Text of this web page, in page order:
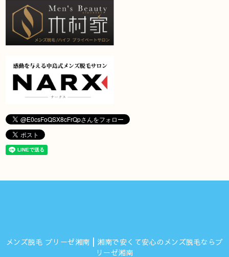
メンズ脱毛 ブリーゼ湘南┃湘南で安くて安心のメンズ脱毛ならブ
リーゼ湘南